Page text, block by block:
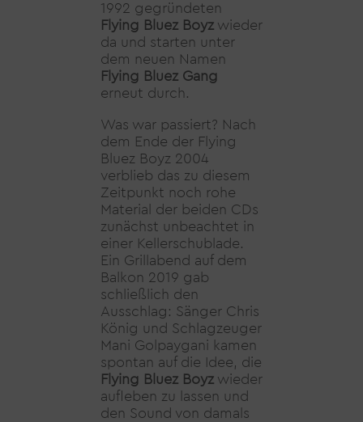
1992 gegründeten
Flying Bluez Boyzwieder
da und starten unter
dem neuen Namen
Flying Bluez Gang
erneut durch.
Was war passiert? Nach
dem Ende der Flying
Bluez Boyz 2004
verblieb das zu diesem
Zeitpunkt noch rohe
Material der beiden CDs
zunächst unbeachtet in
einer Kellerschublade.
Ein Grillabend auf dem
Balkon 2019 gab
schließlich den
Ausschlag: Sänger Chris
König und Schlagzeuger
Mani Golpaygani kamen
spontan auf die Idee, die
Flying Bluez Boyzwieder
aufleben zu lassen und
den Sound von damals